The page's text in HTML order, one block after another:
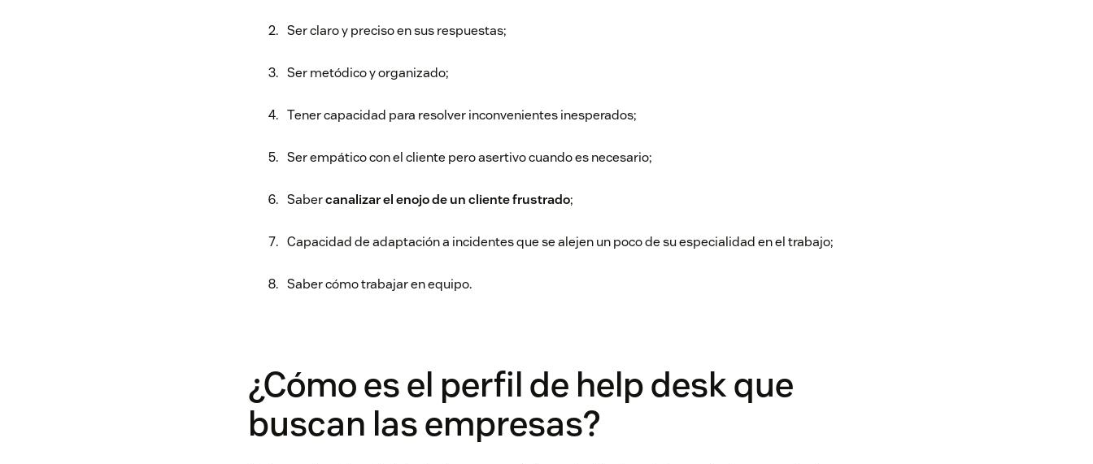
Ser claro y preciso en sus respuestas;
Ser metódico y organizado;
Tener capacidad para resolver inconvenientes inesperados;
Ser empático con el cliente pero asertivo cuando es necesario;
Sabercanalizar el enojo de un cliente frustrado;
Capacidad de adaptación a incidentes que se alejen un poco de su especialidad en el trabajo;
Saber cómo trabajar en equipo.
¿Cómo es el perfil de help desk que
buscan las empresas?